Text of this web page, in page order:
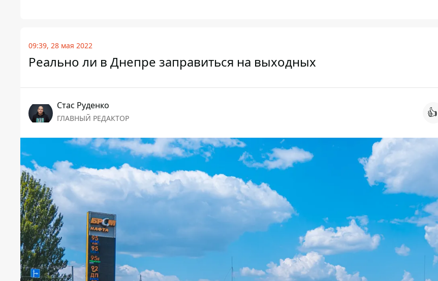
09:39, 28 мая 2022
Реально ли в Днепре заправиться на выходных
Стаc Руденко
ГЛАВНЫЙ РЕДАКТОР 👍